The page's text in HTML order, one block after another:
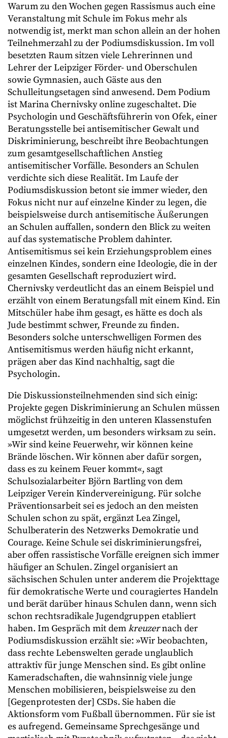
Warum zu den Wochen gegen Rassismus auch eine
Veranstaltung mit Schule im Fokus mehr als
notwendig ist, merkt man schon allein an der hohen
Teilnehmerzahl zu der Podiumsdiskussion. Im voll
besetzten Raum sitzen viele Lehrerinnen und
Lehrer der Leipziger Förder- und Oberschulen
sowie Gymnasien, auch Gäste aus den
Schulleitungsetagen sind anwesend. Dem Podium
ist Marina Chernivsky online zugeschaltet. Die
Psychologin und Geschäftsführerin von Ofek, einer
Beratungsstelle bei antisemitischer Gewalt und
Diskriminierung, beschreibt ihre Beobachtungen
zum gesamtgesellschaftlichen Anstieg
antisemitischer Vorfälle. Besonders an Schulen
verdichte sich diese Realität. Im Laufe der
Podiumsdiskussion betont sie immer wieder, den
Fokus nicht nur auf einzelne Kinder zu legen, die
beispielsweise durch antisemitische Äußerungen
an Schulen auffallen, sondern den Blick zu weiten
auf das systematische Problem dahinter.
Antisemitismus sei kein Erziehungsproblem eines
einzelnen Kindes, sondern eine Ideologie, die in der
gesamten Gesellschaft reproduziert wird.
Chernivsky verdeutlicht das an einem Beispiel und
erzählt von einem Beratungsfall mit einem Kind. Ein
Mitschüler habe ihm gesagt, es hätte es doch als
Jude bestimmt schwer, Freunde zu finden.
Besonders solche unterschwelligen Formen des
Antisemitismus werden häufig nicht erkannt,
prägen aber das Kind nachhaltig, sagt die
Psychologin.
Die Diskussionsteilnehmenden sind sich einig:
Projekte gegen Diskriminierung an Schulen müssen
möglichst frühzeitig in den unteren Klassenstufen
umgesetzt werden, um besonders wirksam zu sein.
»Wir sind keine Feuerwehr, wir können keine
Brände löschen. Wir können aber dafür sorgen,
dass es zu keinem Feuer kommt«, sagt
Schulsozialarbeiter Björn Bartling von dem
Leipziger Verein Kindervereinigung. Für solche
Präventionsarbeit sei es jedoch an den meisten
Schulen schon zu spät, ergänzt Lea Zingel,
Schulberaterin des Netzwerks Demokratie und
Courage. Keine Schule sei diskriminierungsfrei,
aber offen rassistische Vorfälle ereignen sich immer
häufiger an Schulen. Zingel organisiert an
sächsischen Schulen unter anderem die Projekttage
für demokratische Werte und couragiertes Handeln
und berät darüber hinaus Schulen dann, wenn sich
schon rechtsradikale Jugendgruppen etabliert
haben. Im Gespräch mit demkreuzernach der
Podiumsdiskussion erzählt sie: »Wir beobachten,
dass rechte Lebenswelten gerade unglaublich
attraktiv für junge Menschen sind. Es gibt online
Kameradschaften, die wahnsinnig viele junge
Menschen mobilisieren, beispielsweise zu den
[Gegenprotesten der] CSDs. Sie haben die
Aktionsform vom Fußball übernommen. Für sie ist
es aufregend. Gemeinsame Sprechgesänge und